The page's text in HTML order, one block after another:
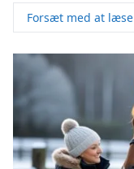
Forsæt med at læse